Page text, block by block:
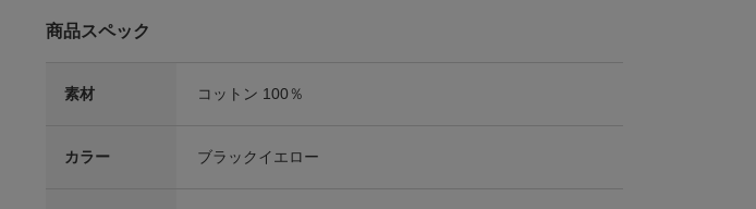
商品スペック
素材 コットン 100％
カラー ブラックイエロー